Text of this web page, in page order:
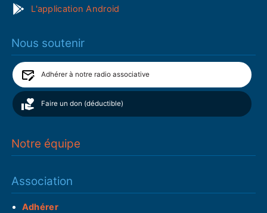
L'application Android
Nous soutenir
Adhérer à notre radio associative
Faire un don (déductible)
Notre équipe
Association
Adhérer